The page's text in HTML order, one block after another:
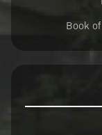
Book